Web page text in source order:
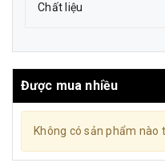
Chất liệu
Được mua nhiều
Không có sản phẩm nào